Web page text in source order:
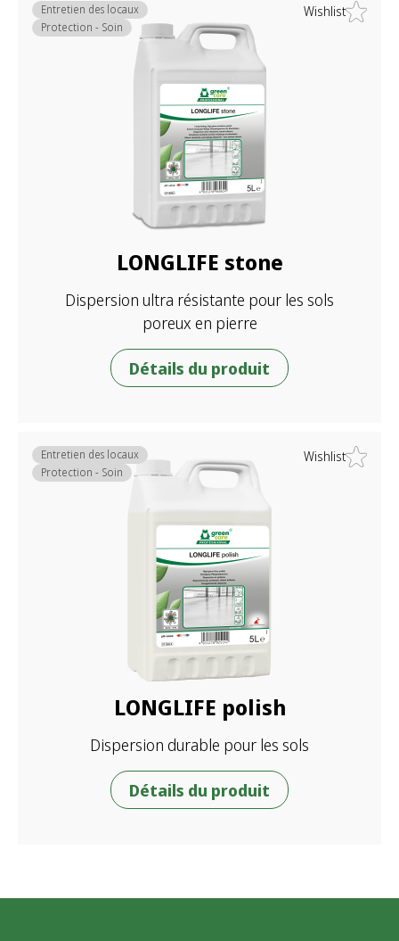
Wishlist
LONGLIFE stone
Dispersion ultra résistante pour les sols
poreux en pierre
Entretien des locaux
Protection - Soin
Détails du produit
Wishlist
LONGLIFE polish
Dispersion durable pour les sols
Entretien des locaux
Protection - Soin
Détails du produit